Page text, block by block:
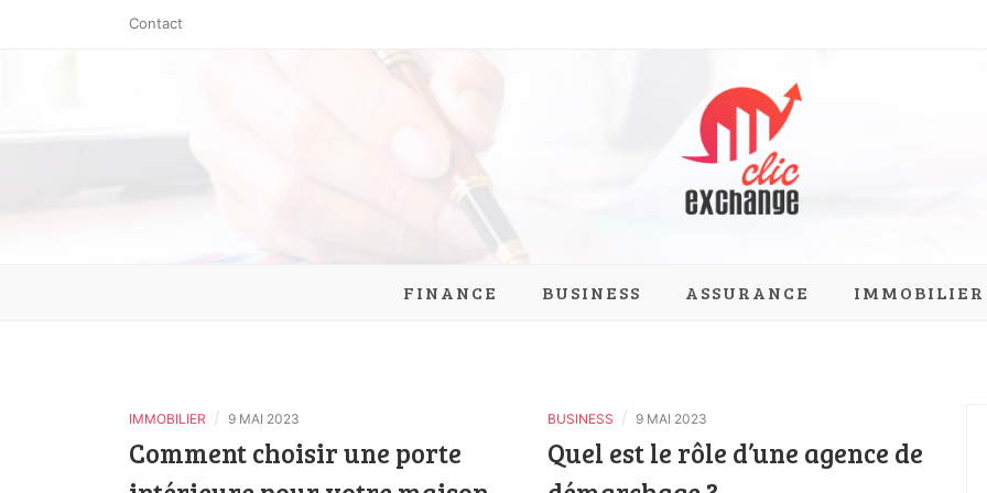
Contact
clic-exchange.com
FINANCE BUSINESS ASSURANCE IMMOBILIER
IMMOBILIER / 9 MAI 2023
Comment choisir une porte
BUSINESS / 9 MAI 2023
Quel est le rôle d’une agence de